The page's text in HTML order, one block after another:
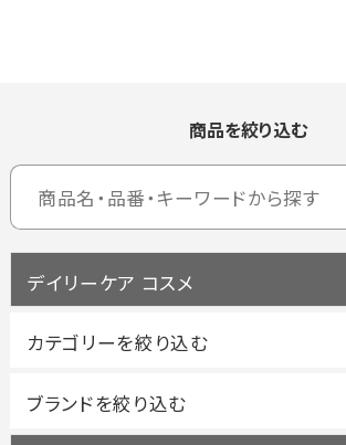
商品を絞り込む
デイリーケア コスメ
ブランドを絞り込む